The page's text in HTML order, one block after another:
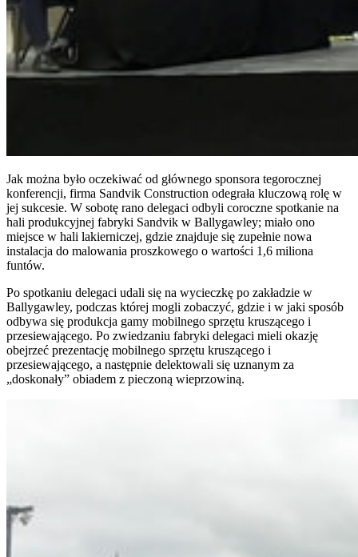
Jak można było oczekiwać od głównego sponsora tegorocznej
konferencji, firma Sandvik Construction odegrała kluczową rolę w
jej sukcesie. W sobotę rano delegaci odbyli coroczne spotkanie na
hali produkcyjnej fabryki Sandvik w Ballygawley; miało ono
miejsce w hali lakierniczej, gdzie znajduje się zupełnie nowa
instalacja do malowania proszkowego o wartości 1,6 miliona
funtów.
Po spotkaniu delegaci udali się na wycieczkę po zakładzie w
Ballygawley, podczas której mogli zobaczyć, gdzie i w jaki sposób
odbywa się produkcja gamy mobilnego sprzętu kruszącego i
przesiewającego. Po zwiedzaniu fabryki delegaci mieli okazję
obejrzeć prezentację mobilnego sprzętu kruszącego i
przesiewającego, a następnie delektowali się uznanym za
„doskonały” obiadem z pieczoną wieprzowiną.